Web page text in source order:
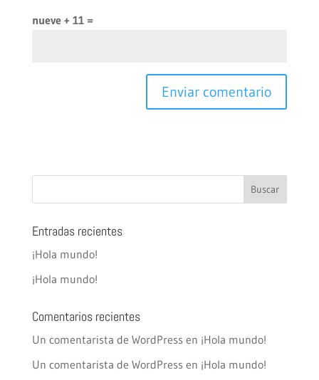
nueve + 11 =
Entradas recientes
¡Hola mundo!
¡Hola mundo!
Comentarios recientes
Un comentarista de WordPressen ¡Hola mundo!
Un comentarista de WordPressen ¡Hola mundo!